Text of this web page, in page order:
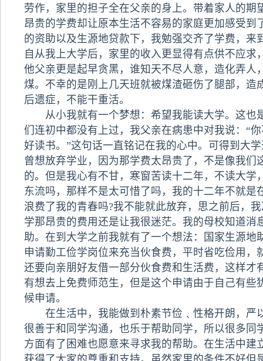
劳作，家里的担子全在父亲的身上。带着家人的期
昂贵的学费却让原本生活不容易的家庭更加感受到
的资助以及生源地贷款下，我勉强交齐了学费，来
自从我上大学后，家里的收入更显得有点供不应求
他父亲更是起早贪黑，谁知天不尽人意，造化弄人
煤。不幸的是刚上几天班就被煤渣砸伤了腿部，造
后遗症，不能干重活。
从小我就有一个梦想：希望我能读大学。这也
们连初中都没有上过，我父亲在病患中对我说：“
好读书。”这句话一直铭记在我的心中。可得到大
曾想放弃学业，因为那学费太昂贵了，不是像我们
的。但是我心有不甘，寒窗苦读十二年，不读大学
东流吗，那样不是太可惜了吗，我的十二年不就是
浪费了我的青春吗?我不能就此放弃，思之前后，
学那昂贵的费用还是让我很迷茫。我的母校知道消
助。在到大学之前我就有了一个想法：国家生源地
申请勤工俭学岗位来充当伙食费，平时省吃俭用，
还要向亲朋好友借一部分伙食费和生活费，这样才
有想去上免费师范生，但是这个申请由于自己有些
候申请。
在生活中，我能做到朴素节俭﹑性格开朗，严
很善于和同学沟通，也乐于帮助同学，所以很多同
方面有了困难也愿意来寻求我的帮助。在生活中建